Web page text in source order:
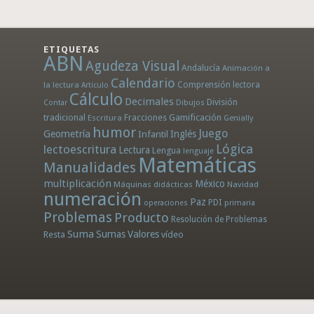
ETIQUETAS
ABN Agudeza Visual Andalucía Animación a
la lectura Artículo Calendario Comprensión lectora
Contar Cálculo Decimales Dibujos División
tradicional Escritura Fracciones Gamificación Genially
Geometría humor Infantil Inglés Juego
lectoescritura Lectura Lengua lenguaje Lógica
Manualidades Matemáticas
multiplicación Máquinas didácticas México Navidad
numeración operaciones Paz PDI primaria
Problemas Producto Resolución de Problemas
Resta Suma SumasValores vídeo